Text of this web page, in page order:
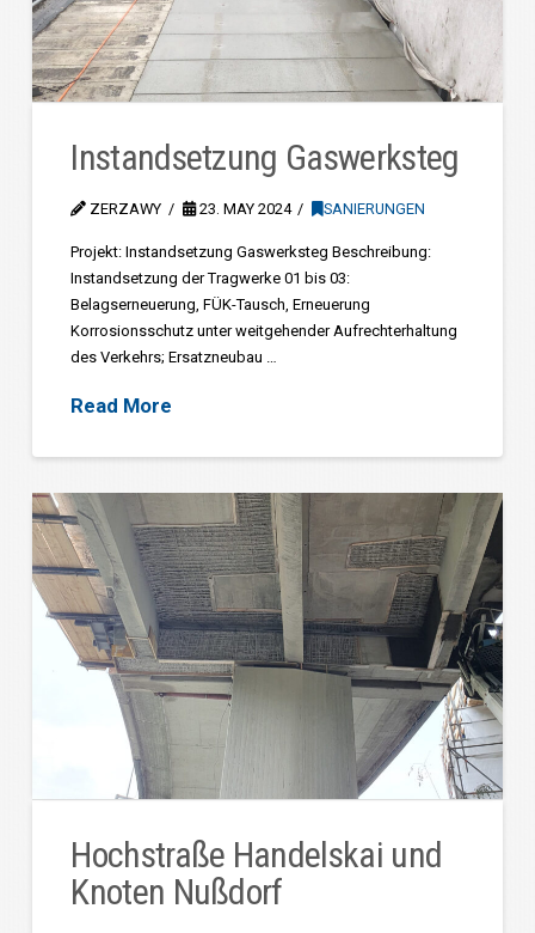
Instandsetzung Gaswerksteg
ZERZAWY 23. MAY 2024 SANIERUNGEN
Projekt: Instandsetzung Gaswerksteg Beschreibung:
Instandsetzung der Tragwerke 01 bis 03:
Belagserneuerung, FÜK-Tausch, Erneuerung
Korrosionsschutz unter weitgehender Aufrechterhaltung
des Verkehrs; Ersatzneubau …
Read More
Hochstraße Handelskai und
Knoten Nußdorf